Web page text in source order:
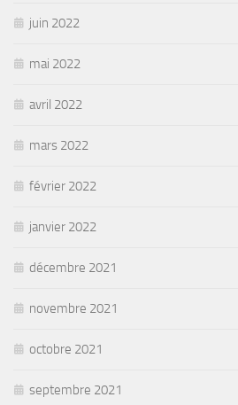
juin 2022
mai 2022
avril 2022
mars 2022
février 2022
janvier 2022
décembre 2021
novembre 2021
octobre 2021
septembre 2021